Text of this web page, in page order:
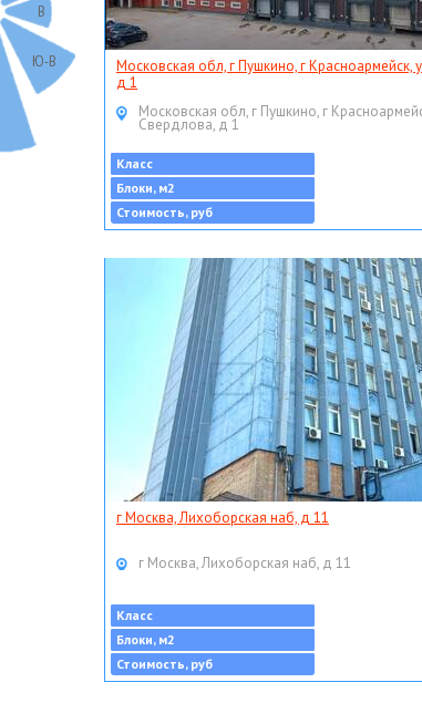
В
Ю-В
Московская обл, г Пушкино, г Красноармейск,
д 1
Московская обл, г Пушкино, г
Свердлова, д 1
Класс
Блоки, м2
Стоимость, руб
г Москва, Лихоборская наб, д 11
г Москва, Лихоборская наб, д 11
Класс
Блоки, м2
Стоимость, руб